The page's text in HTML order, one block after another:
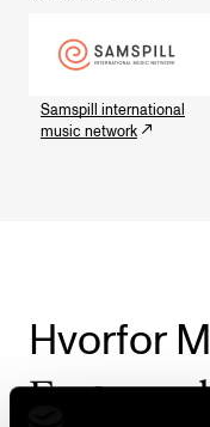
Samspill international
music network
Hvorfor
En